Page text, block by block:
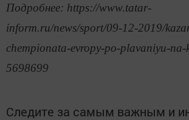
Подробнее: https://www.tatar-
inform.ru/news/sport/09-12-2019/
chempionata-evropy-po-plavaniyu-na-
5698699
Следите за самым важным и